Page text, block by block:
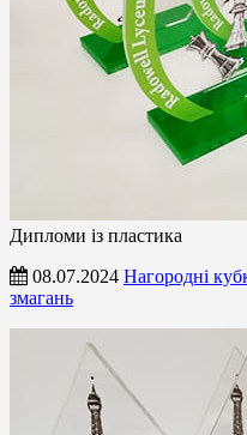
Дипломи із пластика
08.07.2024 Нагородні
змагань